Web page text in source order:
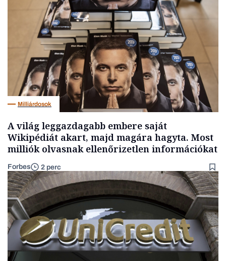
Milliárdosok
A világ leggazdagabb embere saját
Wikipédiát akart, majd magára hagyta. Most
milliók olvasnak ellenőrizetlen információkat
Forbes 2 perc